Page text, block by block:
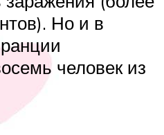
Но и в
человек из